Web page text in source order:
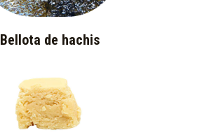
Bellota de hachis